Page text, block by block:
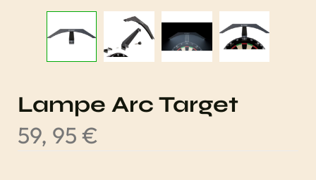
Lampe Arc Target
59, 95 €